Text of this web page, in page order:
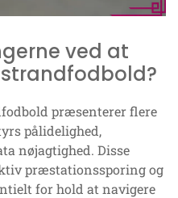
ved at
præsenterer flere
pålidelighed,
nøjagtighed. Disse
præstationssporing og
for hold at navigere